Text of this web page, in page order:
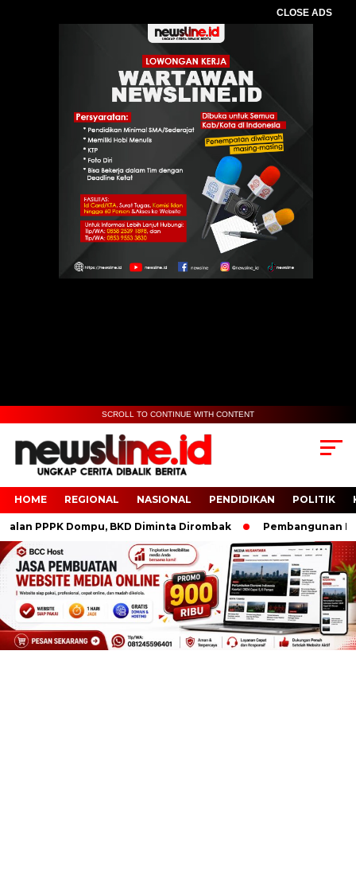
CLOSE ADS
SCROLL TO CONTINUE WITH CONTENT
HOME REGIONAL NASIONAL PENDIDIKAN POLITIK
PPPK Dompu, BKD Diminta Dirombak Pembangunan